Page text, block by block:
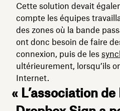
Cette solution devait
compte les équipes
des zones où la bande
ont donc besoin de faire
connexion, puis de les
ultérieurement, lorsqu’ils
Internet.
« L’association